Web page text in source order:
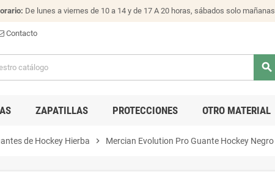
De lunes a viernes de 10 a 14 y de 17 A 20 horas, sábados solo mañanas
Contacto
search
ZAPATILLAS PROTECCIONES OTRO MATERIAL
de Hockey Hierba chevron_right Mercian Evolution Pro Guante Hockey Negro